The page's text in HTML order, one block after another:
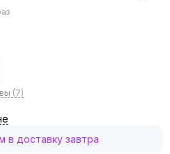
(7)
доставку завтра